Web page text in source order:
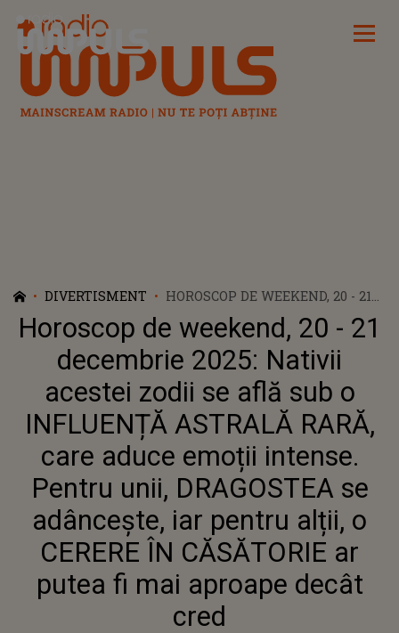
Radio Impuls
DIVERTISMENT
HOROSCOP DE WEEKEND, 20 - 21
DECEMBRIE 2025: NATIVII
ACESTEI ZODII SE AFLĂ SUB O
INFLUENȚĂ ASTRALĂ RARĂ,
CARE ADUCE EMOȚII INTENSE.
PENTRU UNII, DRAGOSTEA SE
ADÂNCEȘTE, IAR PENTRU ALȚII,
O CERERE ÎN CĂSĂTORIE AR
PUTEA FI MAI APROAPE DECÂT
CRED
Horoscop de weekend, 20 - 21
decembrie 2025: Nativii
acestei zodii se află sub o
INFLUENȚĂ ASTRALĂ RARĂ,
care aduce emoții intense.
Pentru unii, DRAGOSTEA se
adâncește, iar pentru alții, o
CERERE ÎN CĂSĂTORIE ar
putea fi mai aproape decât
cred